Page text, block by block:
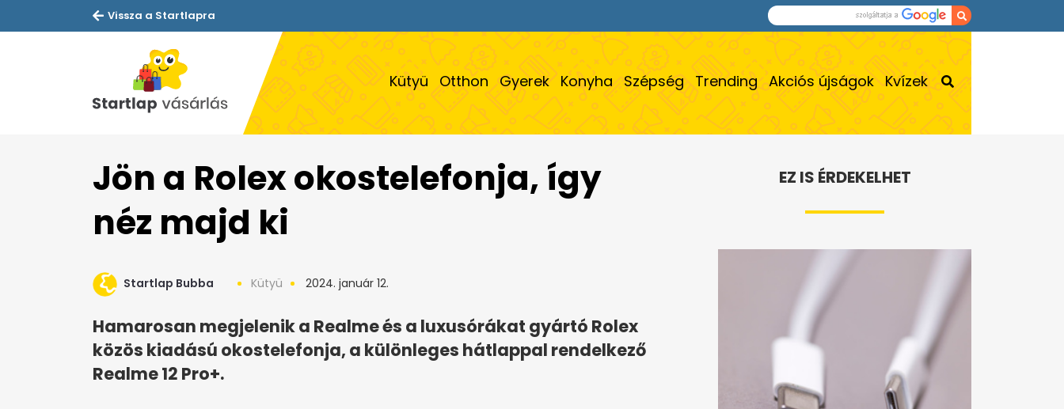
Vissza a Startlapra
Kütyü Otthon Gyerek Konyha Szépség Trending Akciós újságok Kvízek
Jön a Rolex okostelefonja, így
néz majd ki
Startlap Bubba Kütyü 2024. január 12.
Hamarosan megjelenik a Realme és a luxusórákat gyártó Rolex
közös kiadású okostelefonja, a különleges hátlappal rendelkező
Realme 12 Pro+.
EZ IS ÉRDEKELHET